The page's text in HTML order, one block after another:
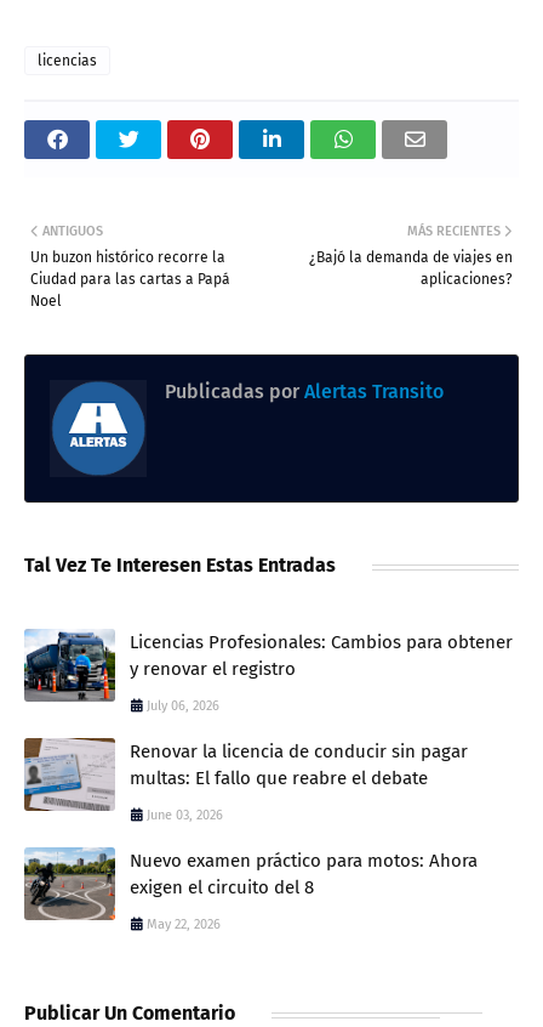
licencias
MÁS RECIENTES
¿Bajó la demanda de viajes en
aplicaciones?
ANTIGUOS
Un buzon histórico recorre la
Ciudad para las cartas a Papá
Noel
Publicadas por Alertas Transito
Tal Vez Te Interesen Estas Entradas
Licencias Profesionales: Cambios para obtener
y renovar el registro
July 06, 2026
Renovar la licencia de conducir sin pagar
multas: El fallo que reabre el debate
June 03, 2026
Nuevo examen práctico para motos: Ahora
exigen el circuito del 8
May 22, 2026
Publicar Un Comentario